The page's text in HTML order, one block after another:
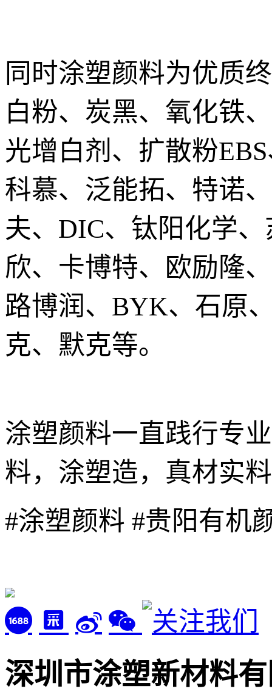
同时涂塑颜料为优质
白粉、炭黑、氧化铁
光增白剂、扩散粉
科慕、泛能拓、特诺
夫、DIC、钛阳化学
欣、卡博特、欧励隆
路博润、BYK、石原
克、默克等。
涂塑颜料一直践行专
料，涂塑造，真材实
#涂塑颜料 #贵阳有机
深圳市涂塑新材料